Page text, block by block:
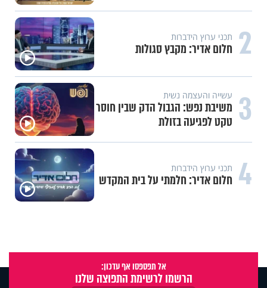
2 תכני ערוץ הידברות
חלום אדיר: מקבץ סגולות
3 עשייה והעצמה נשית
משיבת נפש: הגבול הדק שבין חוסר
טקט לפגיעה בזולת
4 תכני ערוץ הידברות
חלום אדיר: חלמתי על בית המקדש
אל תפספסו אף עדכון:
הרשמו לרשימת התפוצה שלנו